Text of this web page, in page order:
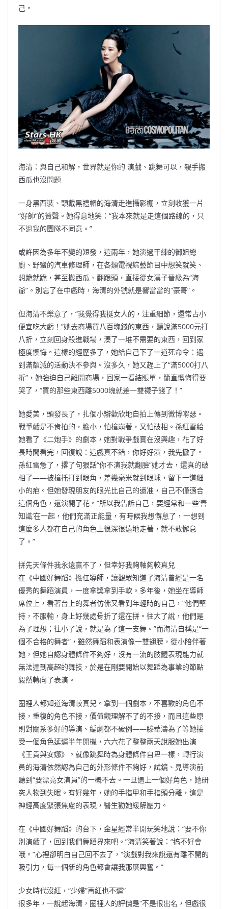
己。
海清：與自己和解，世界就是你的 演戲、跳舞可以，親手搬
西瓜也沒問題
一身黑西裝、頭戴黑禮帽的海清走進攝影棚，立刻收獲一片
“好帥”的贊聲。她得意地笑：“我本來就是走這個路線的，只
不過我的團隊不同意。”
或許因為多年不變的短發，這兩年，她演過干練的御姐總
廚、野蠻的汽車修理師，在各類電視綜藝節目中想笑就笑、
想跪就跪，甚至搬西瓜、翻跟頭，直接從女漢子晉級為“海
爺”。別忘了在中戲時，海清的外號就是響當當的“豪哥”。
但海清不樂意了，“我覺得我挺女人的，注重細節，還常占小
便宜吃大虧！”她去商場買八百塊錢的東西，聽說滿5000元打
八折，立刻回身殺進戰場，湊了一堆不需要的東西，回到家
極度懊悔。這樣的經歷多了，她給自己下了一道死命令：遇
到滿額減的活動決不參與。沒多久，她又趕上了“滿5000打八
折”，她強迫自己離開商場，回家一看結賬單，簡直懊悔得要
哭了，“買的那些東西離5000塊就差一雙襪子錢了！”
她愛美，頭發長了，扎個小辮歡欣地自拍上傳到微博嘚瑟。
戰爭戲是不肯拍的，膽小，怕槍崩著，又怕破相。孫紅雷給
她看了《二炮手》的劇本，她對戰爭戲實在沒興趣，花了好
長時間看完，回復說：這戲真不錯，你好好演，我先撤了。
孫紅雷急了，撂了句狠話“你不演我就翻臉”她才去，還真的破
相了——被槍托打到眼角，差幾毫米就到眼球，留下一道細
小的疤。但她發現朋友的眼光比自己的還准，自己不僅適合
這個角色，還演開了花。“所以我告訴自己，要經常和一些‘善
知識’在一起，他們充滿正能量，有時候我想懈怠了，一想到
這麼多人都在自己的角色上很深很遠地走著，就不敢懈怠
了。”
拼先天條件我永遠贏不了，但幸好我夠軸夠較真兒
在《中國好舞蹈》擔任導師，讓觀眾知道了海清曾經是一名
優秀的舞蹈演員，一度拿獎拿到手軟。多年後，她坐在導師
席位上，看著台上的舞者仿佛又看到年輕時的自己，“他們堅
持，不服輸，身上好幾處骨折了還在拼。往大了說，他們是
為了理想；往小了說，就是為了這一支舞。”而海清自稱是“一
個不合格的舞者”，雖然舞蹈和表演像一雙翅膀，從小陪伴著
她，但她自認身體條件不夠好，沒有一流的肢體表現能力就
無法達到高超的舞技，於是在剛要開始以舞蹈為事業的節點
毅然轉向了表演。
圈裡人都知道海清較真兒。拿到一個劇本，不喜歡的角色不
接，重復的角色不接，價值觀理解不了的不接，而且這些原
則對關系多好的導演、編劇都不破例——滕華濤為了等她接
受一個角色延遲半年開機，六六花了整整兩天說服她出演
《王貴與安娜》。就像跳舞時為身體條件自卑一樣，轉行演
員的海清依然認為自己的外形條件不夠好，試鏡、見導演前
聽到“要漂亮女演員”的一概不去。一旦遇上一個好角色，她研
究人物到失眠。有好幾年，她的手指甲和手指頭分離，這是
神經高度緊張焦慮的表現，醫生勸她緩解壓力。
在《中國好舞蹈》的台下，金星經常半開玩笑地說：“要不你
別演戲了，回到我們舞蹈界來吧。”海清笑著說：“搞不好會
哦。”心裡卻明白自己回不去了，“演戲對我來說還有離不開的
吸引力，每一個新的角色都會讓我那麼興奮。”
少女時代沒紅，“少婦”再紅也不遲”
很多年，一說起海清，圈裡人的評價是“不是很出名，但戲很